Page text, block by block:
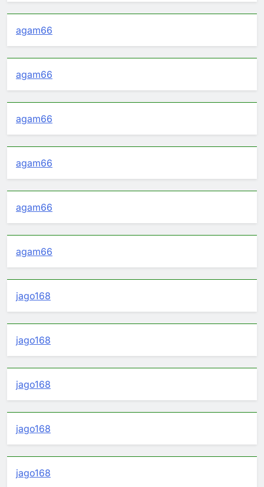
agam66
agam66
agam66
agam66
agam66
agam66
jago168
jago168
jago168
jago168
jago168